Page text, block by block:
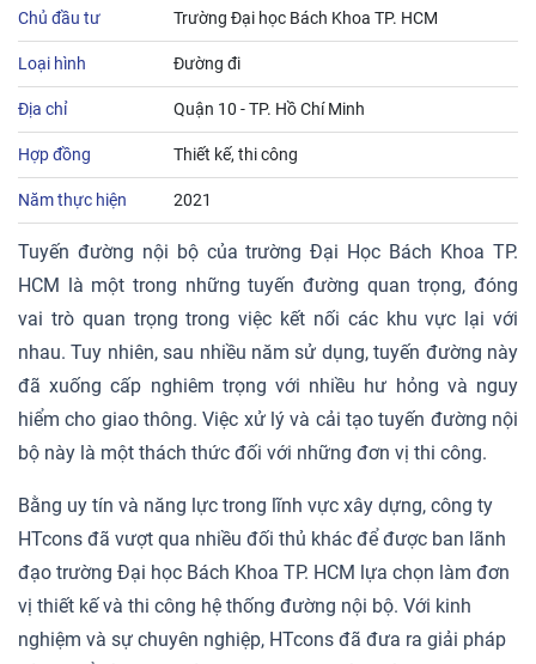
Chủ đầu tư Trường Đại học Bách Khoa TP. HCM
Loại hình Đường đi
Địa chỉ Quận 10 - TP. Hồ Chí Minh
Hợp đồng Thiết kế, thi công
Năm thực hiện 2021
Tuyến đường nội bộ của trường Đại Học Bách Khoa TP.
HCM là một trong những tuyến đường quan trọng, đóng
vai trò quan trọng trong việc kết nối các khu vực lại với
nhau. Tuy nhiên, sau nhiều năm sử dụng, tuyến đường này
đã xuống cấp nghiêm trọng với nhiều hư hỏng và nguy
hiểm cho giao thông. Việc xử lý và cải tạo tuyến đường nội
bộ này là một thách thức đối với những đơn vị thi công.
Bằng uy tín và năng lực trong lĩnh vực xây dựng, công ty
HTcons đã vượt qua nhiều đối thủ khác để được ban lãnh
đạo trường Đại học Bách Khoa TP. HCM lựa chọn làm đơn
vị thiết kế và thi công hệ thống đường nội bộ. Với kinh
nghiệm và sự chuyên nghiệp, HTcons đã đưa ra giải pháp